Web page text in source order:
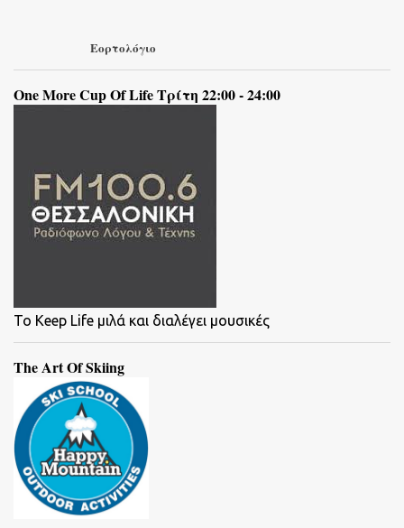
Εορτολόγιο
One More Cup Of Life Τρίτη 22:00 - 24:00
To Keep Life μιλά και διαλέγει μουσικές
The Art Of Skiing